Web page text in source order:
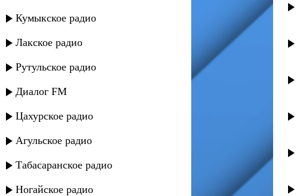
Кумыкское радио
Лакское радио
Рутульское радио
Диалог FM
Цахурское радио
Агульское радио
Табасаранское радио
Ногайское радио